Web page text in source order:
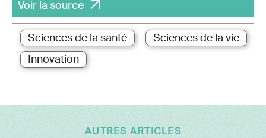
Voir la source
Sciences de la santé
Sciences de la vie
Innovation
AUTRES ARTICLES